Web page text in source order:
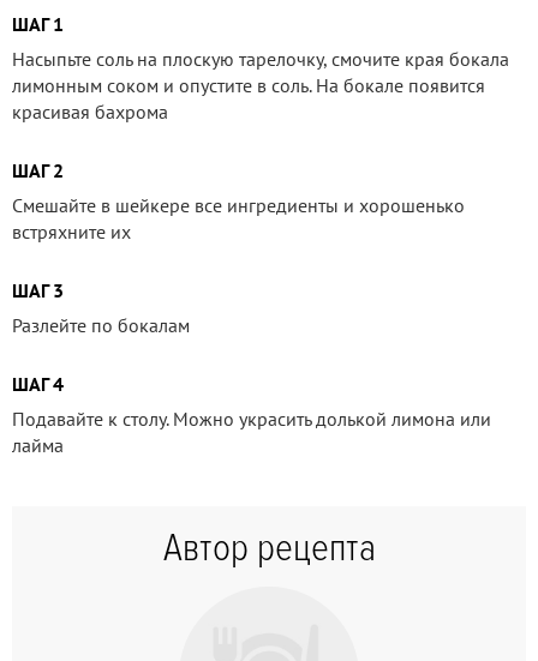
ШАГ 1
Насыпьте соль на плоскую тарелочку, смочите края бокала
лимонным соком и опустите в соль. На бокале появится
красивая бахрома
ШАГ 2
Смешайте в шейкере все ингредиенты и хорошенько
встряхните их
ШАГ 3
Разлейте по бокалам
ШАГ 4
Подавайте к столу. Можно украсить долькой лимона или
лайма
Автор рецепта